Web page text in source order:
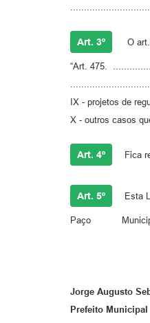
Art. 3º O
“Art. 475.
IX - projetos de
X - outros casos
Art. 4º Fica
Art. 5º Esta
Paço
Jorge Augusto
Prefeito Municipal